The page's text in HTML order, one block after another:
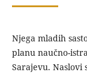
Njega mladih
planu naučno-
Sarajevu. Naslovi